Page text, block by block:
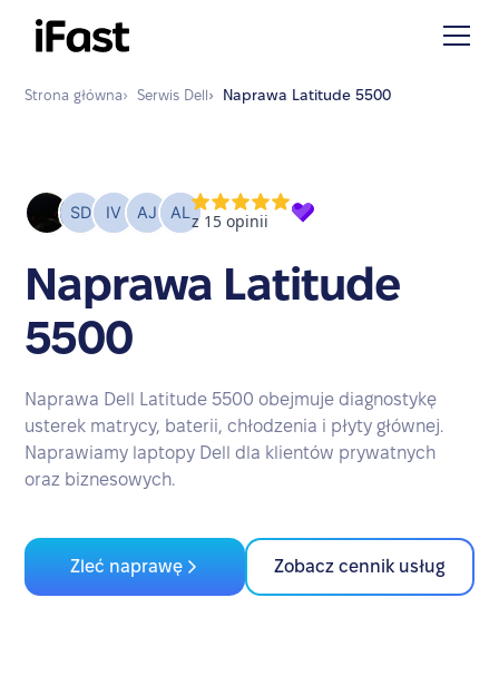
Strona główna› Serwis Dell› Naprawa Latitude 5500
Naprawa Latitude
5500
Naprawa Dell Latitude 5500 obejmuje diagnostykę
usterek matrycy, baterii, chłodzenia i płyty głównej.
Naprawiamy laptopy Dell dla klientów prywatnych
oraz biznesowych.
Zleć naprawę Zobacz cennik usług